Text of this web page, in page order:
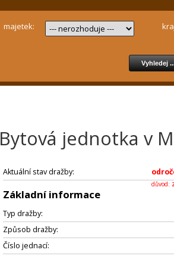
majetek:
Bytová jednotka v
Aktuální stav dražby:
důvod:
Základní informace
Typ dražby:
Způsob dražby:
Číslo jednací: